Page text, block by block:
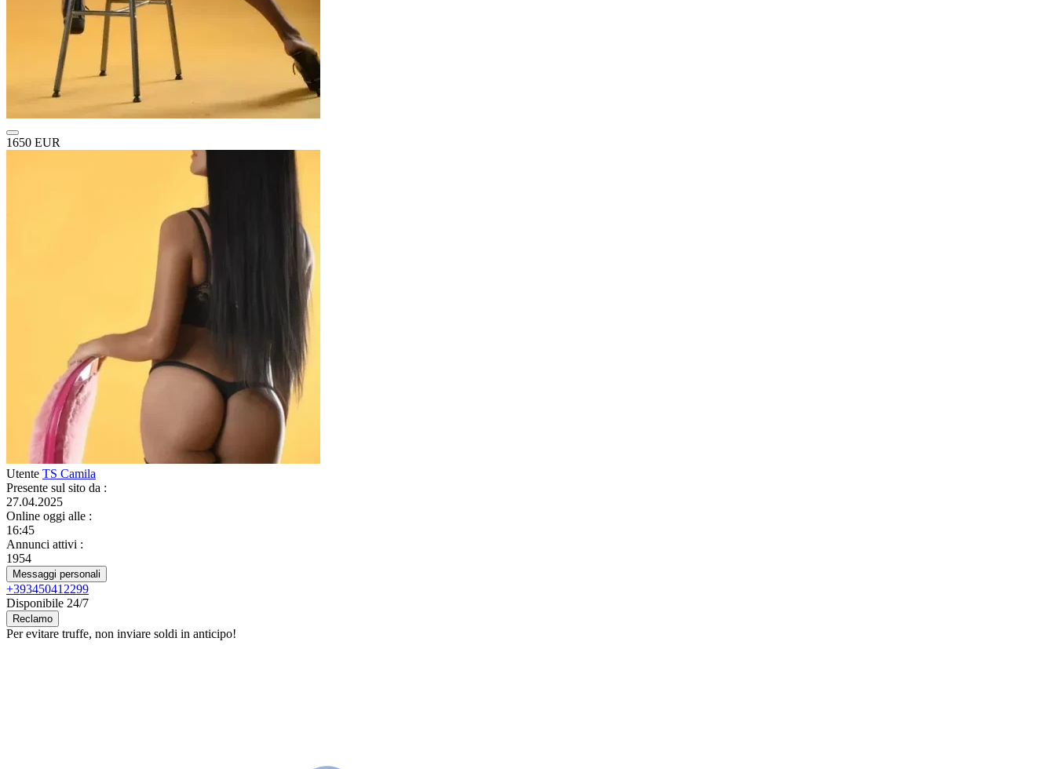
1650 EUR
Utente TS Camila
Presente sul sito da :
27.04.2025
Online oggi alle :
16:45
Annunci attivi :
1954
Messaggi personali
+393450412299
Disponibile 24/7
Reclamo
Per evitare truffe, non inviare soldi in anticipo!